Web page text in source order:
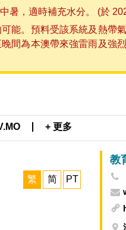
暑，適時補充水分。 (於
能。預料受該系統及熱帶
間為本澳帶來強雷雨及強
+ 更多
繁 简 PT
教